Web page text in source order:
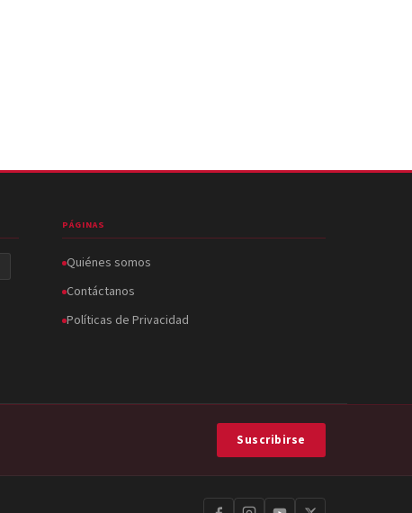
PÁGINAS
Quiénes somos
Contáctanos
Políticas de Privacidad
Suscribirse